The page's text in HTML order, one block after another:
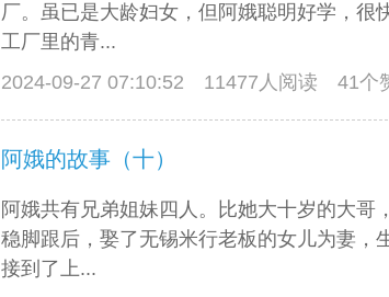
厂。虽已是大龄妇女，但阿娥聪明好学，很
工厂里的青...
2024-09-27 07:10:52
11477人阅读 41个
阿娥的故事（十）
阿娥共有兄弟姐妹四人。比她大十岁的大
稳脚跟后，娶了无锡米行老板的女儿为妻，
接到了上...